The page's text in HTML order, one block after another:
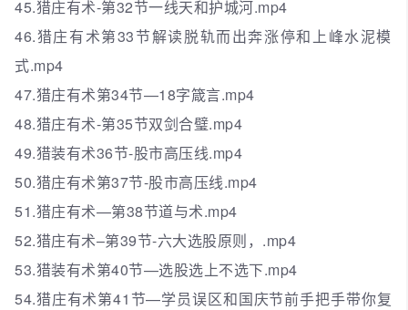
45.猎庄有术-第32节一线天和护城河.mp4
46.猎庄有术第33节解读脱轨而出奔涨停和上峰水泥模
式.mp4
47.猎庄有术第34节—18字箴言.mp4
48.猎庄有术-第35节双剑合璧.mp4
49.猎装有术36节-股市高压线.mp4
50.猎庄有术第37节-股市高压线.mp4
51.猎庄有术—第38节道与术.mp4
52.猎庄有术–第39节-六大选股原则，.mp4
53.猎装有术第40节—选股选上不选下.mp4
54.猎庄有术第41节—学员误区和国庆节前手把手带你复